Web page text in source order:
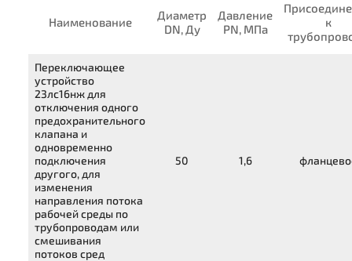
Наименование
Диаметр
DN, Ду
Давление
PN, МПа
к
Переключающее
устройство
23лс16нж для
отключения одного
предохранительного
клапана и
одновременно
подключения
другого, для
изменения
направления потока
рабочей среды по
трубопроводам или
смешивания
потоков сред
50 1,6